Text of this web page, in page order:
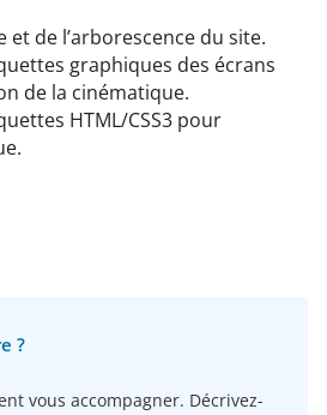
et de l’arborescence du site.
graphiques des écrans
de la cinématique.
HTML/CSS3 pour
?
vous accompagner. Décrivez-